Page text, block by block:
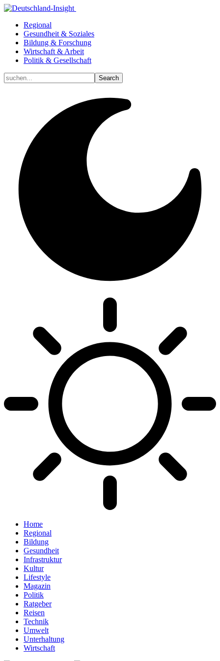
Regional
Gesundheit & Soziales
Bildung & Forschung
Wirtschaft & Arbeit
Politik & Gesellschaft
Home
Regional
Bildung
Gesundheit
Infrastruktur
Kultur
Lifestyle
Magazin
Politik
Ratgeber
Reisen
Technik
Umwelt
Unterhaltung
Wirtschaft